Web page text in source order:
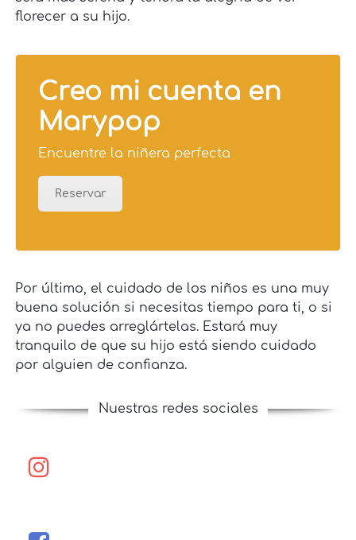
florecer a su hijo.
Creo mi cuenta en
Marypop
Encuentre la niñera perfecta
Reservar
Por último, el cuidado de los niños es una muy
buena solución si necesitas tiempo para ti, o si
ya no puedes arreglártelas. Estará muy
tranquilo de que su hijo está siendo cuidado
por alguien de confianza.
Nuestras redes sociales